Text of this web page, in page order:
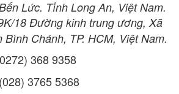
Lức. Tỉnh Long An, Việt Nam.
18 Đường kinh trung ương, Xã
Bình Chánh, TP. HCM, Việt Nam.
368 9358
3765 5368